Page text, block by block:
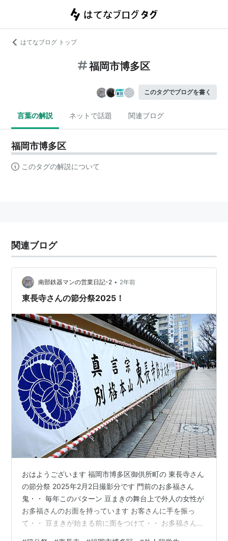
はてなブログ トップ
福岡市博多区
このタグでブログを書く
言葉の解説 ネットで話題 関連ブログ
福岡市博多区
このタグの解説について
関連ブログ
南部鉄器マンの営業日記-2 • 2年前
東長寺さんの節分祭2025！
おはようございます 福岡市博多区御供所町の 東長寺さん
の節分祭 2025年2月2日撮影分です 門前のお多福さん
鬼・・ 毎年このパターン 豆まきの舞台上で外人の女性が
お多福さんのお面を持っています お客さんに手を振っ
て・・ 豆まきが始まる前に面をつけて・・ お多福さん